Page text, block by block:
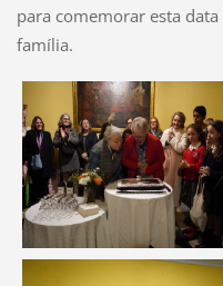
para comemorar esta
família.